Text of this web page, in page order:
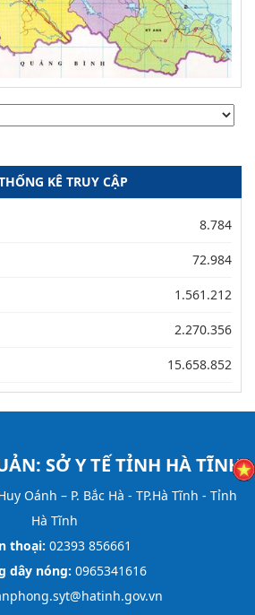
KÊ TRUY CẬP
8.784
72.984
1.561.212
2.270.356
15.658.852
SỞ Y TẾ TỈNH HÀ TĨNH
Oánh – P. Bắc Hà - TP.Hà Tĩnh - Tỉnh
Hà Tĩnh
thoại: 02393 856661
dây nóng: 0965341616